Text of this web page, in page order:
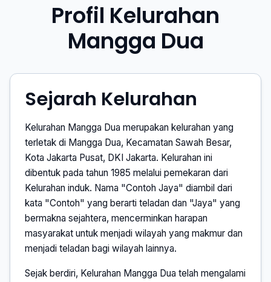
Profil Kelurahan
Mangga Dua
Sejarah Kelurahan
Kelurahan Mangga Dua merupakan kelurahan yang
terletak di Mangga Dua, Kecamatan Sawah Besar,
Kota Jakarta Pusat, DKI Jakarta. Kelurahan ini
dibentuk pada tahun 1985 melalui pemekaran dari
Kelurahan induk. Nama "Contoh Jaya" diambil dari
kata "Contoh" yang berarti teladan dan "Jaya" yang
bermakna sejahtera, mencerminkan harapan
masyarakat untuk menjadi wilayah yang makmur dan
menjadi teladan bagi wilayah lainnya.
Sejak berdiri, Kelurahan Mangga Dua telah mengalami